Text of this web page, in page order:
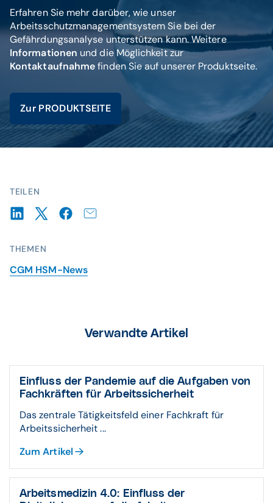
TEILEN
THEMEN
CGM HSM-News
Erfahren Sie mehr darüber, wie unser
Arbeitsschutzmanagementsystem Sie bei der
Gefährdungsanalyse unterstützen kann. Weitere
Informationen und die Möglichkeit zur
Kontaktaufnahmefinden Sie auf unserer Produktseite.
Zur PRODUKTSEITE
Verwandte Artikel
Einfluss der Pandemie auf die Aufgaben von
Fachkräften für Arbeitssicherheit
Das zentrale Tätigkeitsfeld einer Fachkraft für
Arbeitssicherheit ...
Zum Artikel
Arbeitsmedizin 4.0: Einfluss der